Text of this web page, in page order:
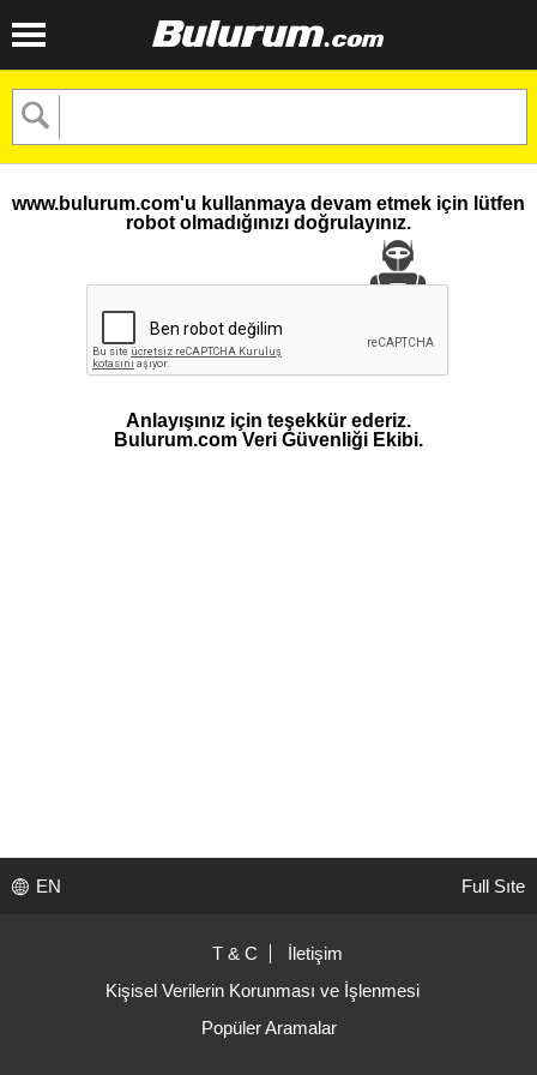
www.bulurum.com'u kullanmaya devam etmek için lütfen
robot olmadığınızı doğrulayınız.
Anlayışınız için teşekkür ederiz.
Bulurum.com Veri Güvenliği Ekibi.
EN Full Sıte
T & C
İletişim
Kişisel Verilerin Korunması ve İşlenmesi
Popüler Aramalar